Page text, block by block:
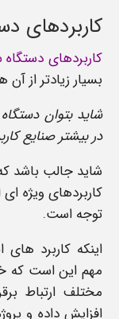
کاربردهای
کاربردهای
بسیار زیادتر از
شاید بتوان
در بیشتر صنایع
شاید جالب باشد
کاربردهای ویژه
توجه است.
اینکه کاربرد
مهم این است که
مختلف ارتباط
افزایش داده و